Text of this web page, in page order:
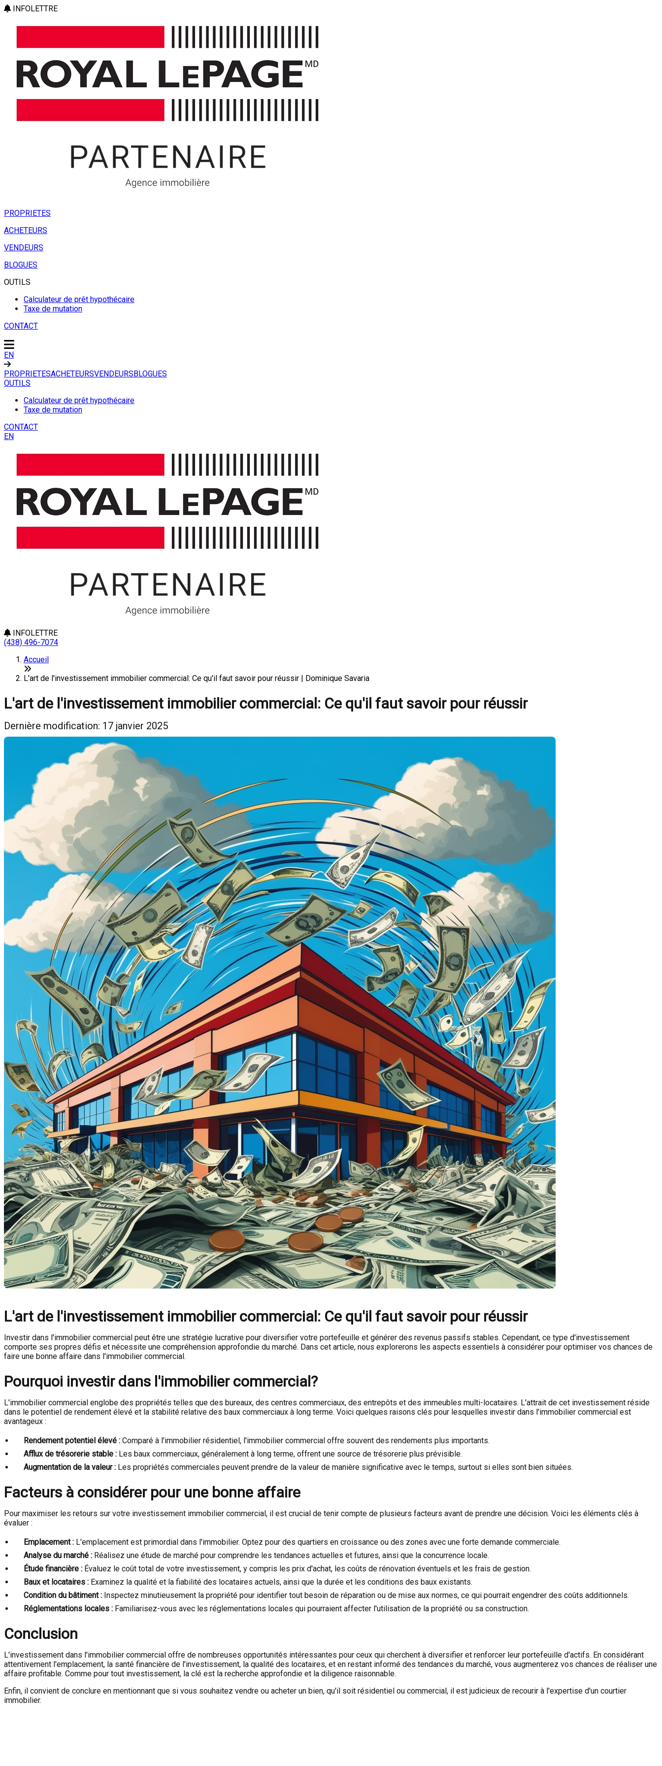
INFOLETTRE
PROPRIETES
ACHETEURS
VENDEURS
BLOGUES
OUTILS
Calculateur de prêt hypothécaire
Taxe de mutation
CONTACT
EN
PROPRIETESACHETEURSVENDEURSBLOGUES
OUTILS
Calculateur de prêt hypothécaire
Taxe de mutation
CONTACT
EN
INFOLETTRE
(438) 496-7074
Accueil
L'art de l'investissement immobilier commercial: Ce qu'il faut savoir pour réussir | Dominique Savaria
L'art de l'investissement immobilier commercial: Ce qu'il faut savoir pour réussir
Dernière modification: 17 janvier 2025
L'art de l'investissement immobilier commercial: Ce qu'il faut savoir pour réussir
Investir dans l'immobilier commercial peut être une stratégie lucrative pour diversifier votre portefeuille et générer des revenus passifs stables. Cependant, ce type d'investissement
comporte ses propres défis et nécessite une compréhension approfondie du marché. Dans cet article, nous explorerons les aspects essentiels à considérer pour optimiser vos chances de
faire une bonne affaire dans l'immobilier commercial.
Pourquoi investir dans l'immobilier commercial?
L'immobilier commercial englobe des propriétés telles que des bureaux, des centres commerciaux, des entrepôts et des immeubles multi-locataires. L'attrait de cet investissement réside
dans le potentiel de rendement élevé et la stabilité relative des baux commerciaux à long terme. Voici quelques raisons clés pour lesquelles investir dans l'immobilier commercial est
avantageux :
Rendement potentiel élevé : Comparé à l'immobilier résidentiel, l'immobilier commercial offre souvent des rendements plus importants.
Afflux de trésorerie stable : Les baux commerciaux, généralement à long terme, offrent une source de trésorerie plus prévisible.
Augmentation de la valeur : Les propriétés commerciales peuvent prendre de la valeur de manière significative avec le temps, surtout si elles sont bien situées.
Facteurs à considérer pour une bonne affaire
Pour maximiser les retours sur votre investissement immobilier commercial, il est crucial de tenir compte de plusieurs facteurs avant de prendre une décision. Voici les éléments clés à
évaluer :
Emplacement : L'emplacement est primordial dans l'immobilier. Optez pour des quartiers en croissance ou des zones avec une forte demande commerciale.
Analyse du marché : Réalisez une étude de marché pour comprendre les tendances actuelles et futures, ainsi que la concurrence locale.
Étude financière : Évaluez le coût total de votre investissement, y compris les prix d'achat, les coûts de rénovation éventuels et les frais de gestion.
Baux et locataires : Examinez la qualité et la fiabilité des locataires actuels, ainsi que la durée et les conditions des baux existants.
Condition du bâtiment : Inspectez minutieusement la propriété pour identifier tout besoin de réparation ou de mise aux normes, ce qui pourrait engendrer des coûts additionnels.
Réglementations locales : Familiarisez-vous avec les réglementations locales qui pourraient affecter l'utilisation de la propriété ou sa construction.
Conclusion
L'investissement dans l'immobilier commercial offre de nombreuses opportunités intéressantes pour ceux qui cherchent à diversifier et renforcer leur portefeuille d'actifs. En considérant
attentivement l'emplacement, la santé financière de l'investissement, la qualité des locataires, et en restant informé des tendances du marché, vous augmenterez vos chances de réaliser une
affaire profitable. Comme pour tout investissement, la clé est la recherche approfondie et la diligence raisonnable.
Enfin, il convient de conclure en mentionnant que si vous souhaitez vendre ou acheter un bien, qu'il soit résidentiel ou commercial, il est judicieux de recourir à l'expertise d'un courtier
immobilier.